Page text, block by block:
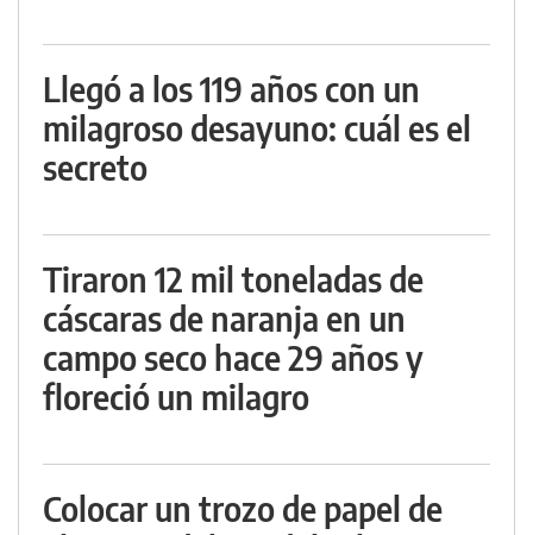
Llegó a los 119 años con un
milagroso desayuno: cuál es el
secreto
Tiraron 12 mil toneladas de
cáscaras de naranja en un
campo seco hace 29 años y
floreció un milagro
Colocar un trozo de papel de